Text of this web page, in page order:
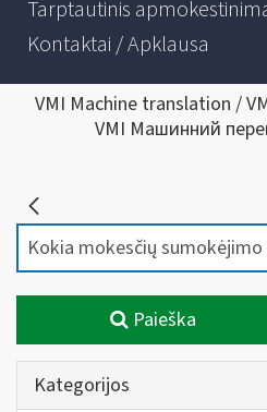
Tarptautinis
Kontaktai / Apklausa
VMI Machine translation /
VMI Машинний
Paieška
Kategorijos